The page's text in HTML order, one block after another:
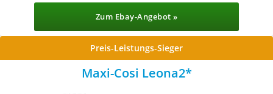
Zum Ebay-Angebot »
Preis-Leistungs-Sieger
Maxi-Cosi Leona2